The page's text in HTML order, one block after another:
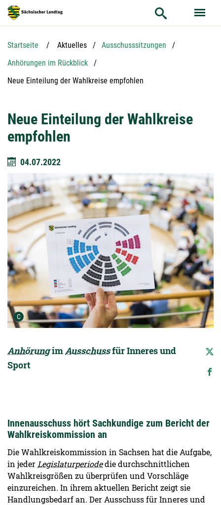
Hauptnavigation
Hauptinhalt
Service
Startseite Aktuelles
Ausschusssitzungen
Anhörungen im Rückblick
Aktuelle Seite:
Neue Einteilung der Wahlkreise empfohlen
Neue Einteilung der Wahlkreise
empfohlen
04.07.2022
C Urheber der Grafik:
AnhörungimAusschussfür Inneres und
Sport
Innenausschuss hört Sachkundige zum Bericht der
Wahlkreiskommission an
Die Wahlkreiskommission in Sachsen hat die Aufgabe,
in jeder Legislaturperiodedie durchschnittlichen
Wahlkreisgrößen zu überprüfen und Vorschläge
einzureichen. In ihrem aktuellen Bericht zeigt sie
Handlungsbedarf an. Der Ausschuss für Inneres und